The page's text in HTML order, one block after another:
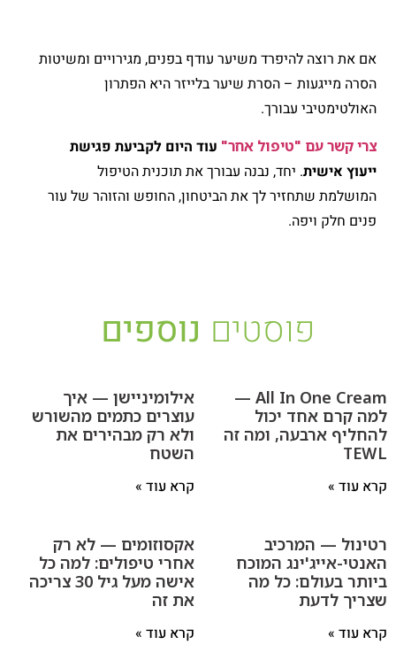
אם את רוצה להיפרד משיער עודף בפנים, מגירויים ומשיטות
הסרה מייגעות – הסרת שיער בלייזר היא הפתרון
האולטימטיבי עבורך.
צרי קשר עם "טיפול אחר" עוד היום לקביעת פגישת
ייעוץ אישית. יחד, נבנה עבורך את תוכנית הטיפול
המושלמת שתחזיר לך את הביטחון, החופש והזוהר של עור
פנים חלק ויפה.
פוסטים נוספים
All In One Cream —
למה קרם אחד יכול
להחליף ארבעה, ומה זה
TEWL
קרא עוד »
אילומיניישן — איך
עוצרים כתמים מהשורש
ולא רק מבהירים את
השטח
קרא עוד »
רטינול — המרכיב
האנטי-אייג'ינג המוכח
ביותר בעולם: כל מה
שצריך לדעת
קרא עוד »
אקסוזומים — לא רק
אחרי טיפולים: למה כל
אישה מעל גיל 30 צריכה
את זה
קרא עוד »